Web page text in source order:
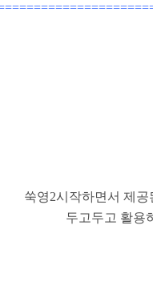
쑥영2시작하면서 제
두고두고 활용